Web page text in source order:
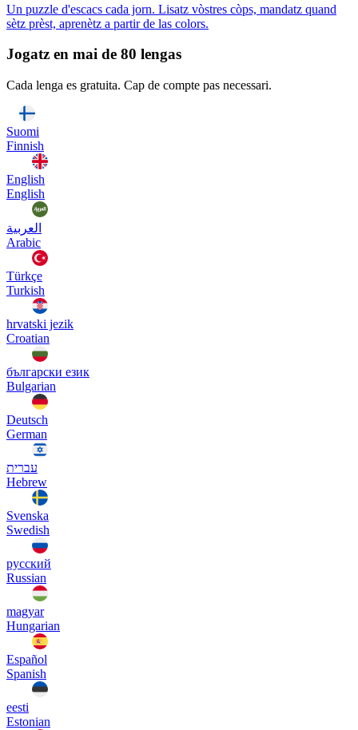
Un puzzle d'escacs cada jorn. Lisatz vòstres còps, mandatz quand
sètz prèst, aprenètz a partir de las colors.
Jogatz en mai de 80 lengas
Cada lenga es gratuita. Cap de compte pas necessari.
Suomi
Finnish
English
English
العربية
Arabic
Türkçe
Turkish
hrvatski jezik
Croatian
български език
Bulgarian
Deutsch
German
עברית
Hebrew
Svenska
Swedish
русский
Russian
magyar
Hungarian
Español
Spanish
eesti
Estonian